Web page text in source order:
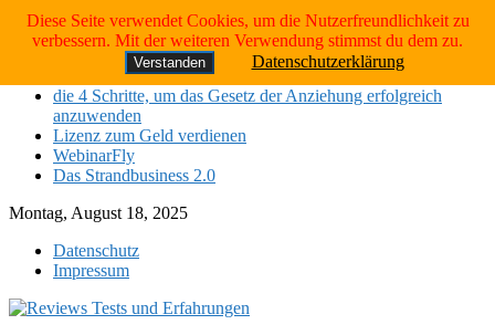
Skip to content
Neueste Tests:
Das Strandbusiness 2.0
die 4 Schritte, um das Gesetz der Anziehung erfolgreich
anzuwenden
Lizenz zum Geld verdienen
WebinarFly
Das Strandbusiness 2.0
Montag, August 18, 2025
Datenschutz
Impressum
Diese Seite verwendet Cookies, um die Nutzerfreundlichkeit zu
verbessern. Mit der weiteren Verwendung stimmst du dem zu.
Verstanden Datenschutzerklärung